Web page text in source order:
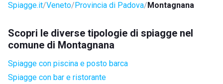
Spiagge.it Veneto Provincia di Padova Montagnana
Scopri le diverse tipologie di spiagge nel
comune di Montagnana
Spiagge con piscina e posto barca
Spiagge con bar e ristorante